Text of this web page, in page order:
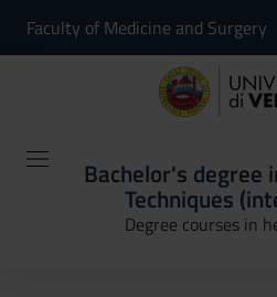
Faculty of Medicine and Surgery
Bachelor's degree
Techniques
Degree courses in